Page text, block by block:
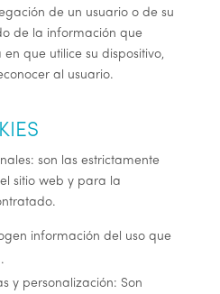
de un usuario o de su
de la información que
que utilice su dispositivo,
al usuario.
son las estrictamente
sitio web y para la
información del uso que
y personalización: Son